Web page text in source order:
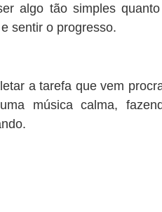
algo tão simples
sentir o progresso.
a tarefa que vem
música calma,